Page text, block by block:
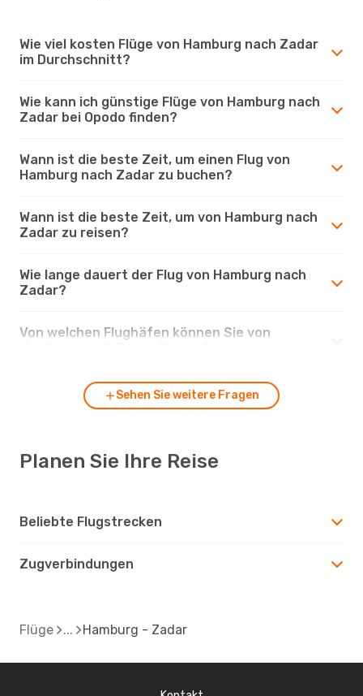
Wie viel kosten Flüge von Hamburg nach Zadar
im Durchschnitt?
Wie kann ich günstige Flüge von Hamburg nach
Zadar bei Opodo finden?
Wann ist die beste Zeit, um einen Flug von
Hamburg nach Zadar zu buchen?
Wann ist die beste Zeit, um von Hamburg nach
Zadar zu reisen?
Wie lange dauert der Flug von Hamburg nach
Zadar?
Von welchen Flughäfen können Sie von
Sehen Sie weitere Fragen
Planen Sie Ihre Reise
Beliebte Flugstrecken
Zugverbindungen
Flüge Hamburg - Zadar